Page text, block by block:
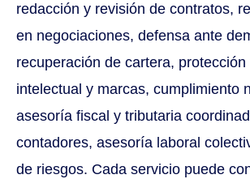
redacción y revisión de contratos,
en negociaciones, defensa ante
recuperación de cartera, protección
intelectual y marcas, cumplimiento
asesoría fiscal y tributaria
contadores, asesoría laboral
de riesgos. Cada servicio puede